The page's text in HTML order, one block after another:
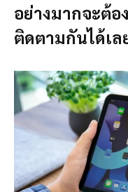
อย่างมากจะต้อ
ติดตามกันได้เล